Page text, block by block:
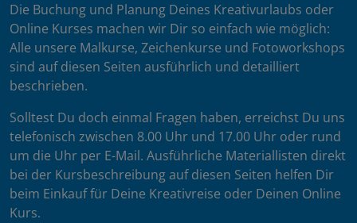
Die Buchung und Planung Deines Kreativurlaubs oder
Online Kurses machen wir Dir so einfach wie möglich:
Alle unsere Malkurse, Zeichenkurse und Fotoworkshops
sind auf diesen Seiten ausführlich und detailliert
beschrieben.
Solltest Du doch einmal Fragen haben, erreichst Du uns
telefonisch zwischen 8.00 Uhr und 17.00 Uhr oder rund
um die Uhr per E-Mail. Ausführliche Materiallisten direkt
bei der Kursbeschreibung auf diesen Seiten helfen Dir
beim Einkauf für Deine Kreativreise oder Deinen Online
Kurs.